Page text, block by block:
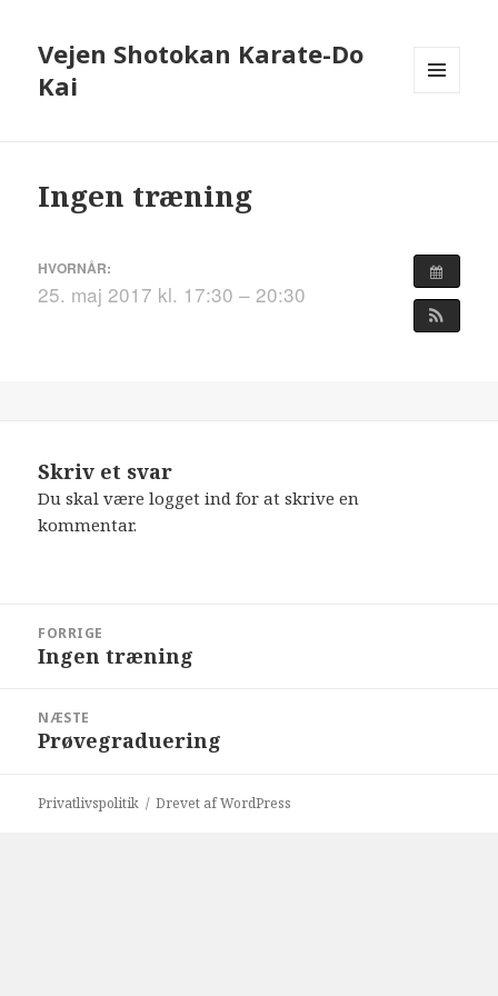
Vejen Shotokan Karate-Do
Kai
Ingen træning
HVORNÅR:
25. maj 2017 kl. 17:30 – 20:30
Skriv et svar
Du skal værelogget ind for at skrive en
kommentar.
FORRIGE
Forrige
Ingen træning
NÆSTE
Næste
Prøvegraduering
Privatlivspolitik Drevet af WordPress